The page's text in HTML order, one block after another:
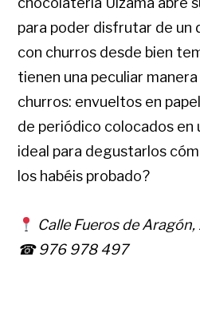
para poder disfrutar de un
con churros desde bien
tienen una peculiar
churros: envueltos en
de periódico colocados en
ideal para degustarlos
los habéis probado?
Calle Fueros de Aragón,
☎ 976 978 497